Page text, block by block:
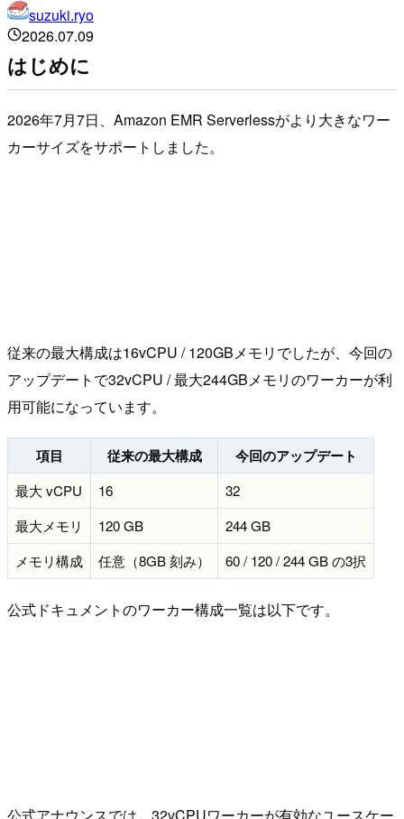
suzuki.ryo
2026.07.09
はじめに
2026年7月7日、Amazon EMR Serverlessがより大きなワー
カーサイズをサポートしました。
従来の最大構成は16vCPU / 120GBメモリでしたが、今回の
アップデートで32vCPU / 最大244GBメモリのワーカーが利
用可能になっています。
項目 従来の最大構成 今回のアップデート
最大 vCPU 16
32
最大メモリ
120 GB
244 GB
メモリ構成
任意（8GB 刻み） 60 / 120 / 244 GB の3択
公式ドキュメントのワーカー構成一覧は以下です。